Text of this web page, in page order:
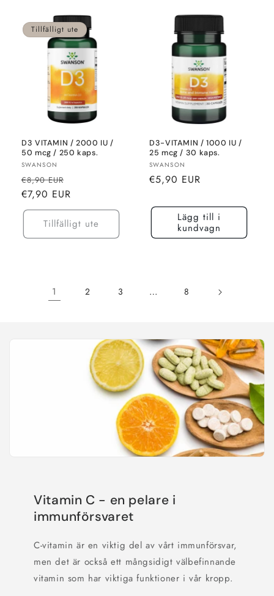
Tillfälligt ute
D3 VITAMIN / 2000 IU /
50 mcg / 250 kaps.
Säljare:
SWANSON
Normalt
pris
€8,90 EUR
pris
€7,90 EUR
Tillfälligt ute
D3-VITAMIN / 1000 IU /
25 mcg / 30 kaps.
Säljare:
SWANSON
Normalt
€5,90 EUR
Lägg till i
kundvagn
1 2 3 … 8
Vitamin C - en pelare i
immunförsvaret
C-vitamin är en viktig del av vårt immunförsvar,
men det är också ett mångsidigt välbefinnande
vitamin som har viktiga funktioner i vår kropp.